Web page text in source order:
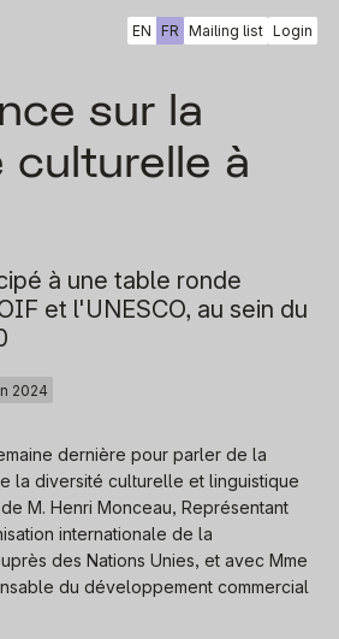
EN FR Mailing list Login
sur la
culturelle à
à une table ronde
et l'UNESCO, au sein du
2024
dernière pour parler de la
la diversité culturelle et linguistique
M. Henri Monceau, Représentant
internationale de la
des Nations Unies, et avec Mme
du développement commercial